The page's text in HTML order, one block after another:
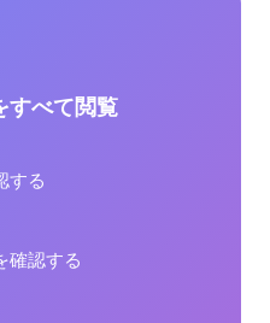
すべて閲覧
する
確認する